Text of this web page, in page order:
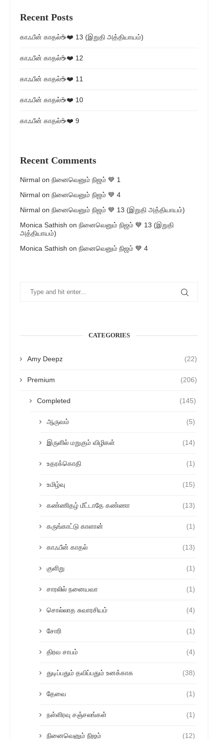
Recent Posts
காஃபீன் காதல்☕❤️ 13 (இறுதி அத்தியாயம்)
காஃபீன் காதல்☕❤️ 12
காஃபீன் காதல்☕❤️ 11
காஃபீன் காதல்☕❤️ 10
காஃபீன் காதல்☕❤️ 9
Recent Comments
Nirmal on நினைவெனும் நிஜம் 💙 1
Nirmal on நினைவெனும் நிஜம் 💙 4
Nirmal on நினைவெனும் நிஜம் 💙 13 (இறுதி அத்தியாயம்)
Monica Sathish on நினைவெனும் நிஜம் 💙 13 (இறுதி
அத்தியாயம்)
Monica Sathish on நினைவெனும் நிஜம் 💙 4
CATEGORIES
Amy Deepz (22)
Premium (206)
Completed (145)
ஆருவம் (5)
இருளில் மறுகும் விழிகள் (14)
உதரக்கொதி (1)
உமிழ்வு (15)
கண்ணிதழ் மீட்டாதே கண்ணா (13)
கருங்காட்டு காளான் (1)
காஃபீன் காதல் (13)
குளிறு (1)
சாரலில் நனையவா (1)
சொல்லாத சுவாரசியம் (4)
சோரி (1)
திரவ சாபம் (4)
துடிப்பதும் தவிப்பதும் உனக்காக (38)
தேவை (1)
நள்ளிரவு சஞ்சலங்கள் (1)
நினைவெனும் நிஜம் (12)